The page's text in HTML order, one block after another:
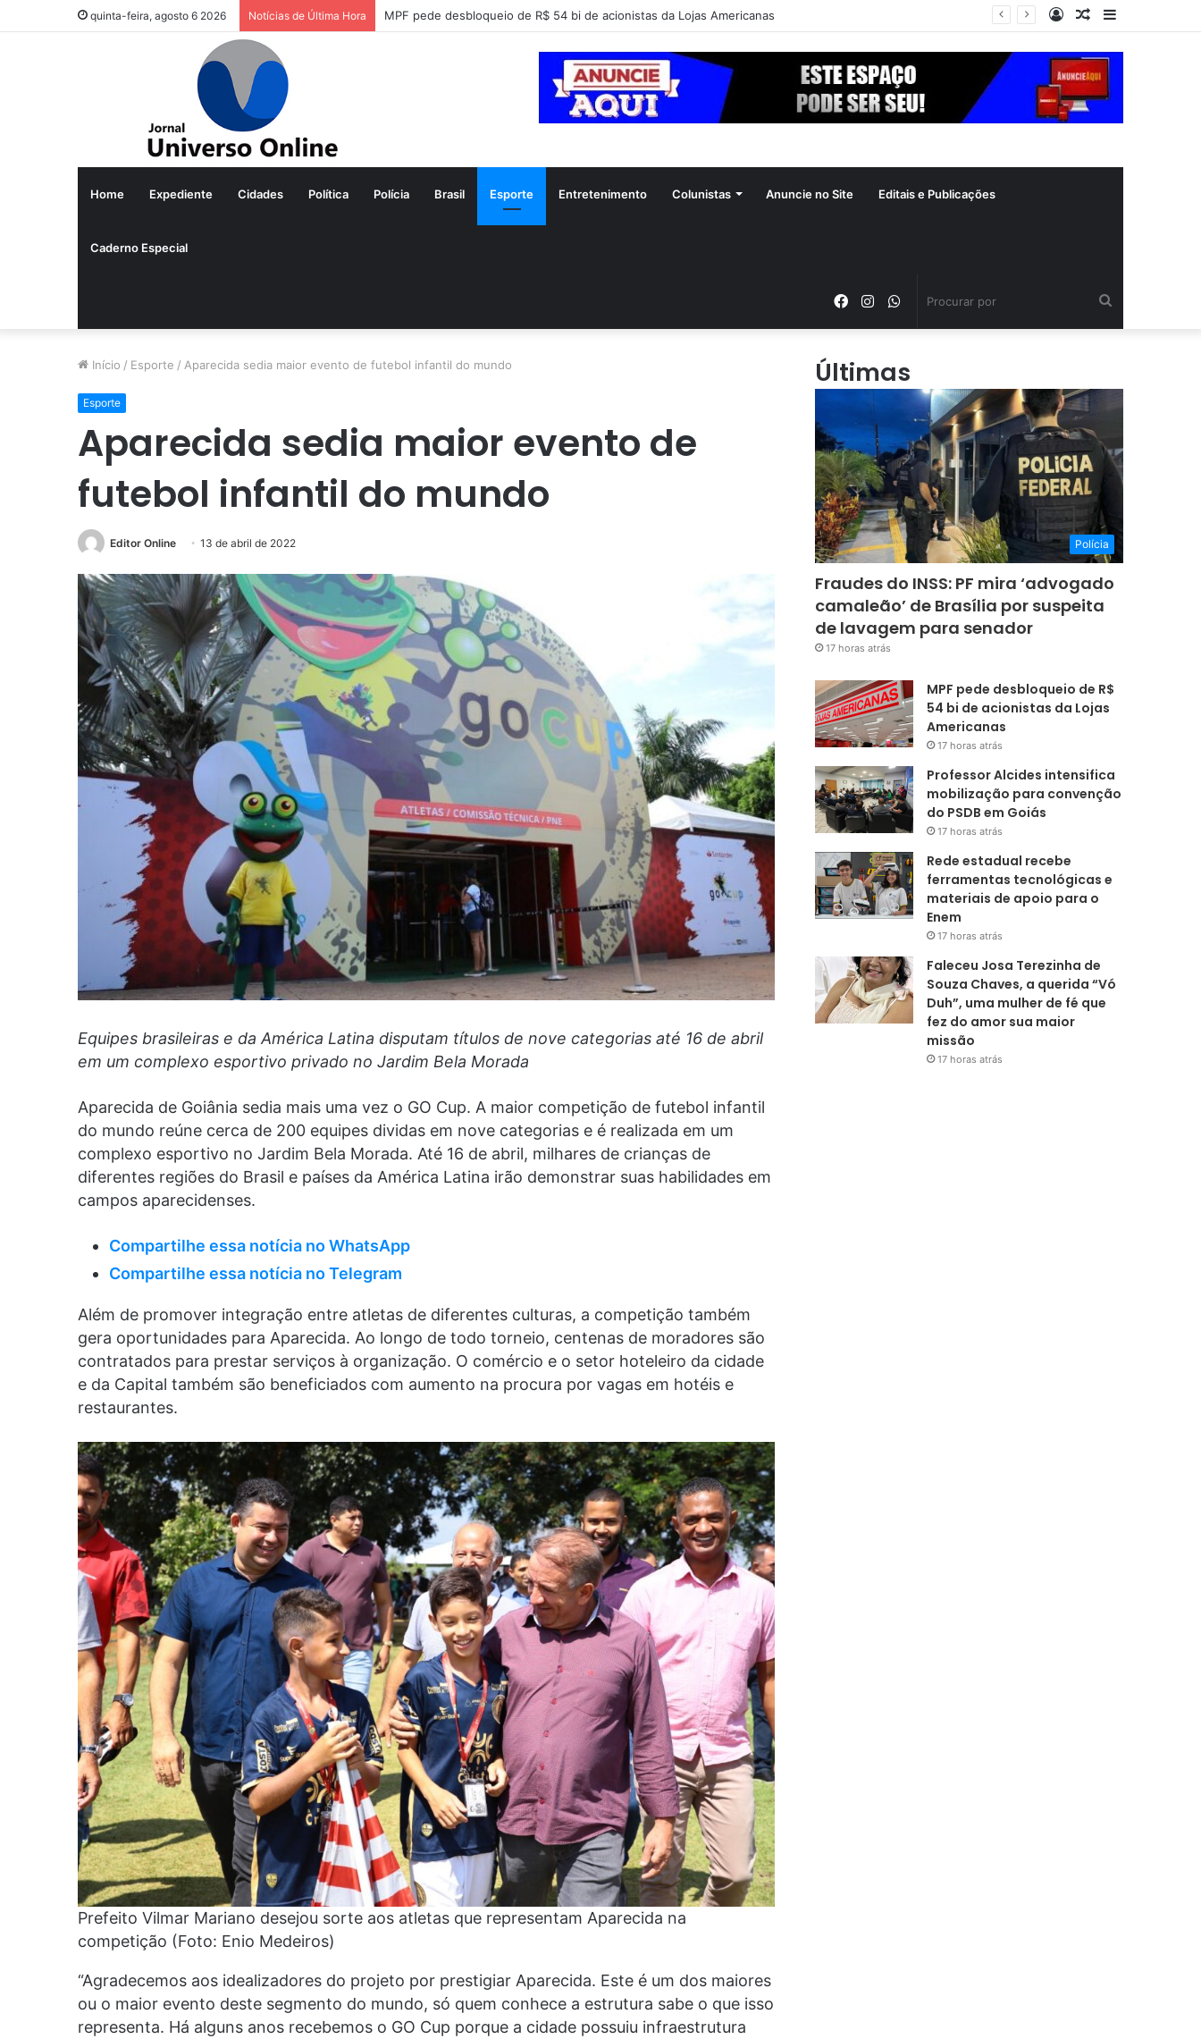
quinta-feira, agosto 6 2026 Notícias de Última Hora MPF pede desbloqueio de R$ 54 bi de acionistas da Lojas Americanas
Barra
Artigo
Entrar
Home Expediente Cidades Política Polícia Brasil Esporte Entretenimento Colunistas Anuncie no Site Editais e Publicações
Caderno Especial
WhatsApp
Instagram
Facebook
Início / Esporte / Aparecida sedia maior evento de futebol infantil do mundo
Esporte
Aparecida sedia maior evento de
futebol infantil do mundo
Editor Online 13 de abril de 2022
Equipes brasileiras e da América Latina disputam títulos de nove categorias até 16 de abril
em um complexo esportivo privado no Jardim Bela Morada
Aparecida de Goiânia sedia mais uma vez o GO Cup. A maior competição de futebol infantil
do mundo reúne cerca de 200 equipes dividas em nove categorias e é realizada em um
complexo esportivo no Jardim Bela Morada. Até 16 de abril, milhares de crianças de
diferentes regiões do Brasil e países da América Latina irão demonstrar suas habilidades em
campos aparecidenses.
Compartilhe essa notícia no WhatsApp
Compartilhe essa notícia no Telegram
Além de promover integração entre atletas de diferentes culturas, a competição também
gera oportunidades para Aparecida. Ao longo de todo torneio, centenas de moradores são
contratados para prestar serviços à organização. O comércio e o setor hoteleiro da cidade
e da Capital também são beneficiados com aumento na procura por vagas em hotéis e
restaurantes.
Prefeito Vilmar Mariano desejou sorte aos atletas que representam Aparecida na
competição (Foto: Enio Medeiros)
“Agradecemos aos idealizadores do projeto por prestigiar Aparecida. Este é um dos maiores
ou o maior evento deste segmento do mundo, só quem conhece a estrutura sabe o que isso
representa. Há alguns anos recebemos o GO Cup porque a cidade possuiu infraestrutura
Últimas
Polícia
Fraudes do INSS: PF mira ‘advogado
camaleão’ de Brasília por suspeita
de lavagem para senador
17 horas atrás
MPF pede desbloqueio de R$
54 bi de acionistas da Lojas
Americanas
17 horas atrás
Professor Alcides intensifica
mobilização para convenção
do PSDB em Goiás
17 horas atrás
Rede estadual recebe
ferramentas tecnológicas e
materiais de apoio para o
Enem
17 horas atrás
Faleceu Josa Terezinha de
Souza Chaves, a querida “Vó
Duh”, uma mulher de fé que
fez do amor sua maior
missão
17 horas atrás